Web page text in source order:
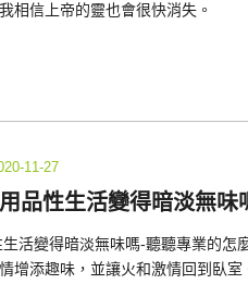
相信上帝的靈也會很快消失。
11-27
品性生活變得暗淡無味
活變得暗淡無味嗎-聽聽專業的
增添趣味，並讓火和激情回到臥